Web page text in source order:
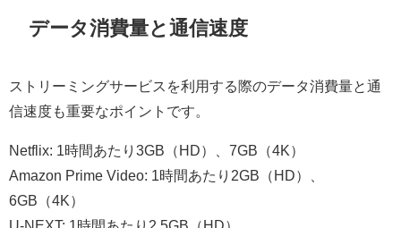
データ消費量と通信速度
ストリーミングサービスを利用する際のデータ消費量と通
信速度も重要なポイントです。
Netflix: 1時間あたり3GB（HD）、7GB（4K）
Amazon Prime Video: 1時間あたり2GB（HD）、
6GB（4K）
U-NEXT: 1時間あたり2.5GB（HD）